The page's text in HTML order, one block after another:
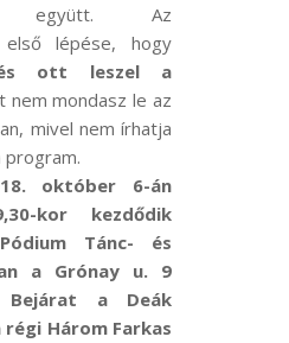
együtt. Az
első lépése, hogy
és ott leszel a
nem mondasz le az
mivel nem írhatja
program.
október 6-án
kor kezdődik
Tánc- és
a Grónay u. 9
a Deák
Három Farkas